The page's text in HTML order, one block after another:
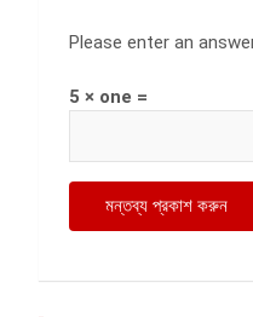
Please enter an
5 × one =